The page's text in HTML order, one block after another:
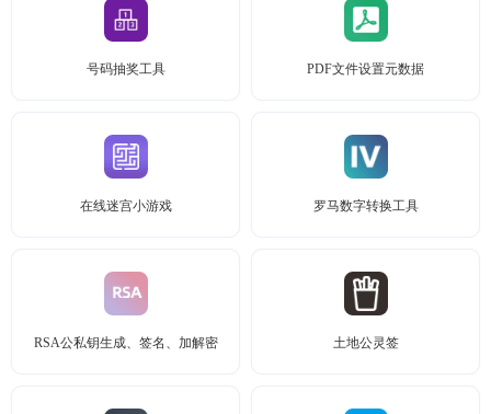
号码抽奖工具 PDF文件设置元数据
在线迷宫小游戏 罗马数字转换工具
RSA公私钥生成、签名、加解密 土地公灵签